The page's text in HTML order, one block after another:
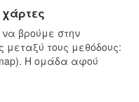
χάρτες
βρούμε στην
μεταξύ τους μεθόδους:
Η ομάδα αφού